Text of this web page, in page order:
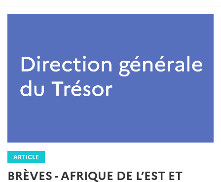
ARTICLE
BRÈVES - AFRIQUE DE L’EST ET